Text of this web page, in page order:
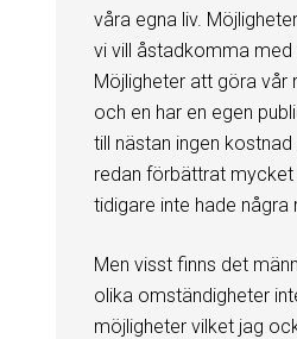
våra egna liv.
vi vill åstadkomma med
Möjligheter att göra vår
och en har en egen
till nästan ingen
redan förbättrat
tidigare inte hade några
Men visst finns det
olika omständigheter
möjligheter vilket jag